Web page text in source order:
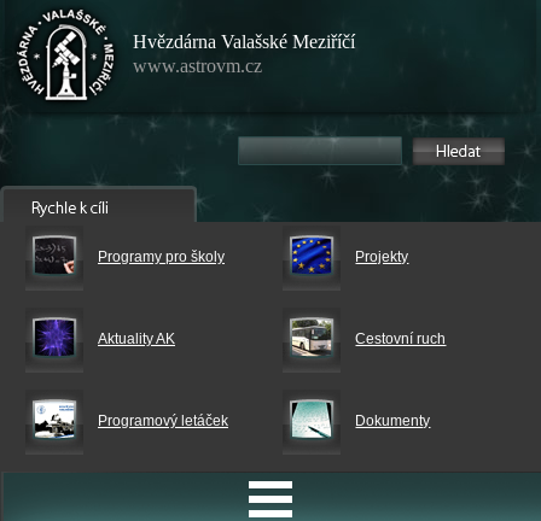
Hvězdárna Valašské Meziříčí
www.astrovm.cz
Programy pro školy Projekty
Aktuality AK Cestovní ruch
Programový letáček Dokumenty